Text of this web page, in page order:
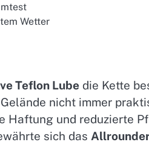
Wetter
Teflon Lube die Kette
nicht immer
Haftung und reduzierte
sich das